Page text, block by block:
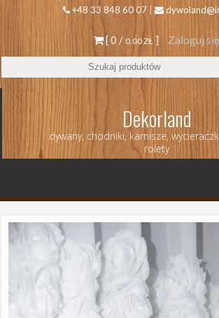
+48 33 848 60 07 |
[ 0 /0.00 ZŁ ] Zaloguj się
Dekorland
dywany, chodniki, karnisze,
rolety